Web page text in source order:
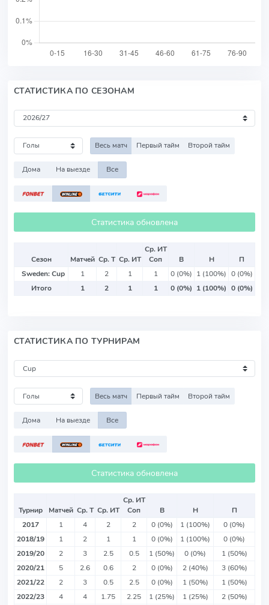
СТАТИСТИКА ПО СЕЗОНАМ
Весь матч Первый тайм Второй тайм
Дома На выезде Все
Статистика обновлена
Сезон Матчей Ср. Т Ср. ИТ
Ср. ИТ
Соп
В Н
П
Sweden: Cup
1 2 1 1 0 (0%) 1 (100%) 0 (0%)
Итого
1 2 1 1 0 (0%) 1 (100%) 0 (0%)
СТАТИСТИКА ПО ТУРНИРАМ
Весь матч Первый тайм Второй тайм
Дома На выезде Все
Статистика обновлена
Турнир Матчей Ср. Т Ср. ИТ
Ср. ИТ
Соп
В Н
П
2017
1 4 2 2 0 (0%) 1 (100%)
0 (0%)
2018/19
1 2 1 1 0 (0%) 1 (100%)
0 (0%)
2019/20
2 3 2.5 0.5 1 (50%) 0 (0%)
1 (50%)
2020/21
5 2.6 0.6 2 0 (0%) 2 (40%)
3 (60%)
2021/22
2 3 0.5 2.5 0 (0%) 1 (50%)
1 (50%)
2022/23
4 4 1.75 2.25 1 (25%) 1 (25%)
2 (50%)